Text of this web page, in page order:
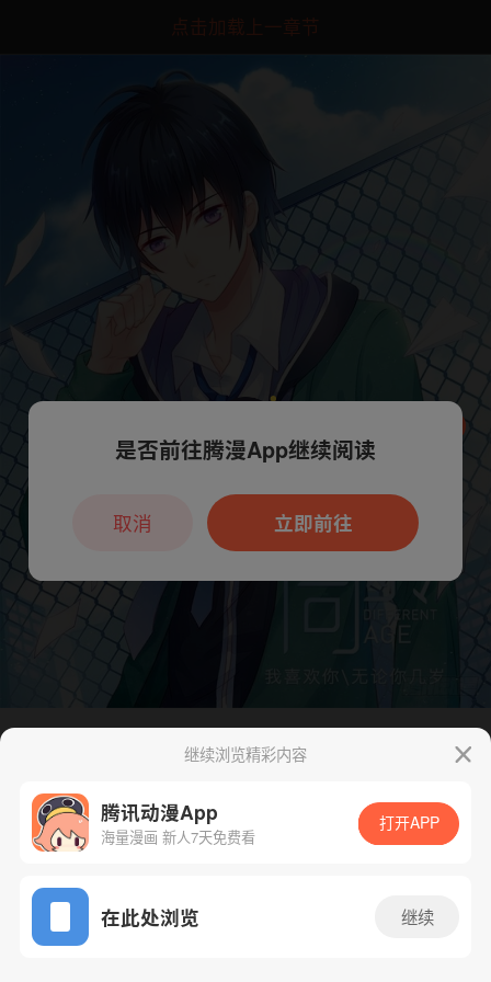
点击加载上一章节
App免费看
腾漫App免费看
继续浏览精彩内容
腾讯动漫App
海量漫画 新人7天免费看
打开APP
在此处浏览 继续
本章节仅支持App阅读，可打开App新用
户7天免费看
是否前往腾漫App继续阅读
立即前往
取消